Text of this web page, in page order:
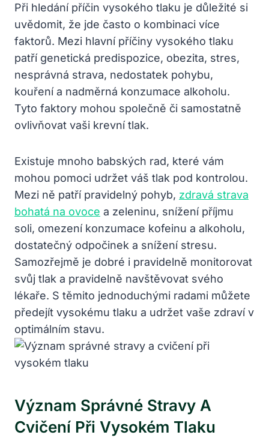
Při hledání příčin vysokého tlaku je důležité si
uvědomit, že jde často o kombinaci více
faktorů. Mezi hlavní příčiny vysokého tlaku
patří genetická predispozice, obezita, stres,
nesprávná strava, nedostatek pohybu,
kouření a nadměrná konzumace alkoholu.
Tyto faktory mohou společně či samostatně
ovlivňovat vaši krevní tlak.
Existuje mnoho babských rad, které vám
mohou pomoci udržet váš tlak pod kontrolou.
Mezi ně patří pravidelný pohyb, zdravá strava
bohatá na ovoce a zeleninu, snížení příjmu
soli, omezení konzumace kofeinu a alkoholu,
dostatečný odpočinek a snížení stresu.
Samozřejmě je dobré i pravidelně monitorovat
svůj tlak a pravidelně navštěvovat svého
lékaře. S těmito jednoduchými radami můžete
předejít vysokému tlaku a udržet vaše zdraví v
optimálním stavu.
Význam Správné Stravy A
Cvičení Při Vysokém Tlaku